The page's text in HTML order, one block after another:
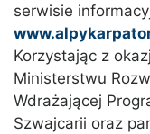
serwisie
Korzystając z
Ministerstwu
Wdrażającej
Szwajcarii oraz